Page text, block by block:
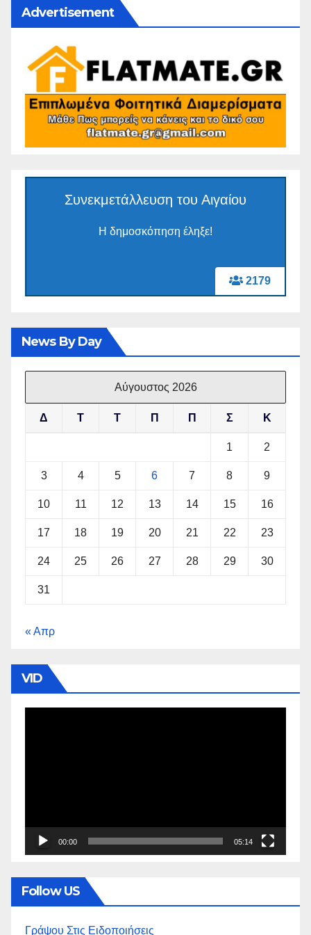
Advertisement
2179
Συνεκμετάλλευση του Αιγαίου
Η δημοσκόπηση έληξε!
News By Day
Αύγουστος 2026
Δ Τ Τ Π Π Σ Κ
1 2
3 4 5 6 7 8 9
10 11 12 13 14 15 16
17 18 19 20 21 22 23
24 25 26 27 28 29 30
31
« Απρ
VID
00:00 05:14
Follow US
Γράψου Στις Ειδοποιήσεις